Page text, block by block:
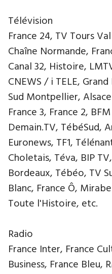
Télévision
France 24, TV Tours
Chaîne Normande,
Canal 32, Histoire,
CNEWS / i TELE,
Sud Montpellier,
France 3, France 2,
Demain.TV, TébéSud,
Euronews, TF1,
Choletais, Téva, BIP
Bordeaux, Tébéo, TV
Blanc, France Ô,
Toute l'Histoire, etc.
Radio
France Inter, France
Business, France Bleu,